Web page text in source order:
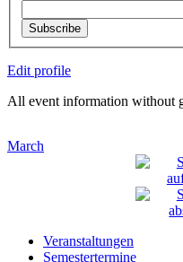
Subscribe
Edit profile
All event information without
March
Veranstaltungen
Semestertermine